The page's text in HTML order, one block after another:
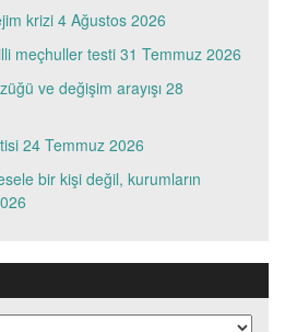
krizi 4 Ağustos 2026
meçhuller testi 31 Temmuz 2026
ve değişim arayışı 28
24 Temmuz 2026
bir kişi değil, kurumların